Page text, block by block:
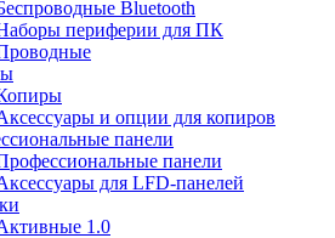
Bluetooth
периферии для ПК
и опции для копиров
панели
панели
для LFD-панелей
1.0